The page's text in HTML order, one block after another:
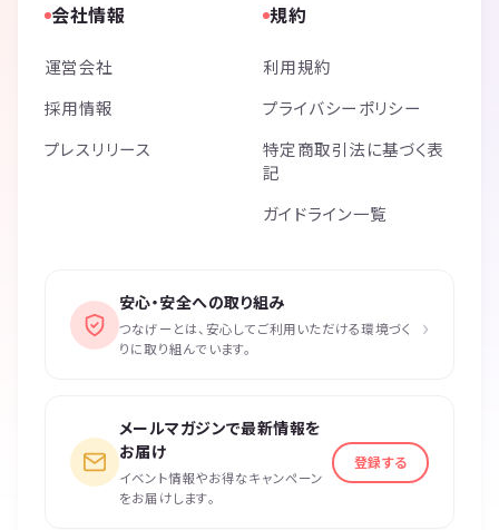
会社情報
運営会社
採用情報
プレスリリース
規約
利用規約
プライバシーポリシー
特定商取引法に基づく表
記
ガイドライン一覧
安心・安全への取り組み
つなげーとは、安心してご利用いただける環境づく
りに取り組んでいます。
›
メールマガジンで最新情報を
お届け
イベント情報やお得なキャンペーン
をお届けします。
登録する